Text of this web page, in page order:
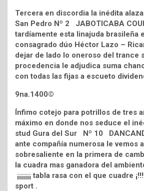
Tercera en discordia la inédita
San Pedro Nº 2 JABOTICABA
tardíamente esta linajuda brasileña
consagrado dúo Héctor Lazo –
dejar de lado lo oneroso del trance
procedencia le adjudica suma
con todas las fijas a escueto
9na.1400©
Ínfimo cotejo para potrillos de tres
máximo en donde nos seduce el
stud Gura del Sur Nº 10
ante compañía numerosa le vemos
sobresaliente en la primera de
la cuadra mas ganadora del
¡¡¡¡¡¡¡ tabla rasa con el que cuadre
sport .